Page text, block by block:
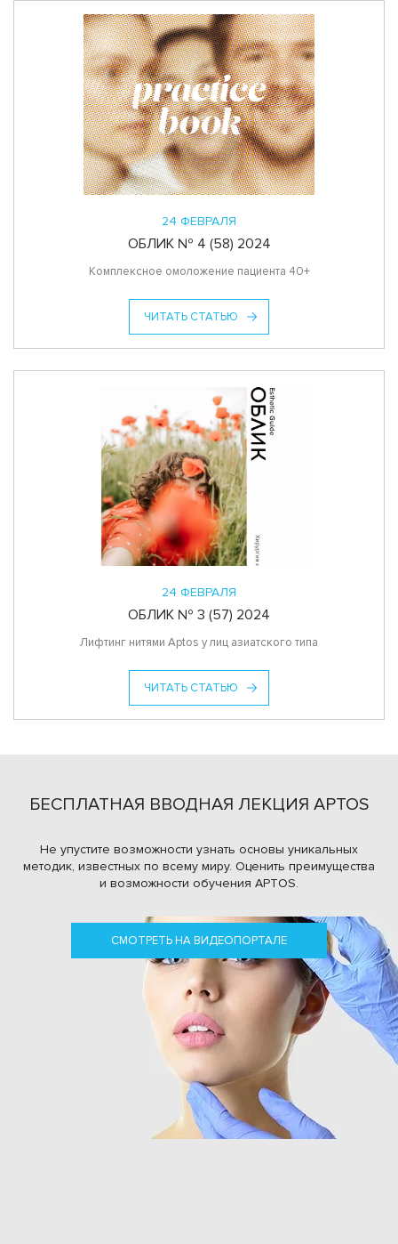
24 ФЕВРАЛЯ
ОБЛИК № 4 (58) 2024
Комплексное омоложение пациента 40+
ЧИТАТЬ СТАТЬЮ
24 ФЕВРАЛЯ
ОБЛИК № 3 (57) 2024
Лифтинг нитями Aptos у лиц азиатского типа
ЧИТАТЬ СТАТЬЮ
БЕСПЛАТНАЯ ВВОДНАЯ ЛЕКЦИЯ APTOS
Не упустите возможности узнать основы уникальных
методик, известных по всему миру. Оценить преимущества
и возможности обучения APTOS.
СМОТРЕТЬ НА ВИДЕОПОРТАЛЕ